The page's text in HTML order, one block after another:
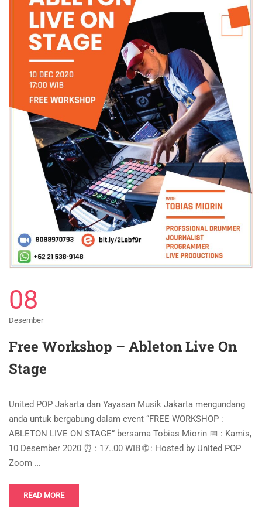
08
Desember
Free Workshop – Ableton Live On
Stage
United POP Jakarta dan Yayasan Musik Jakarta mengundang
anda untuk bergabung dalam event “FREE WORKSHOP :
ABLETON LIVE ON STAGE” bersama Tobias Miorin 📅 : Kamis,
10 Desember 2020 ⏰ : 17..00 WIB 🌐 : Hosted by United POP
Zoom …
READ MORE